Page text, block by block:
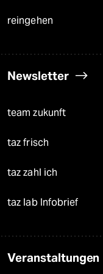
reingehen
Newsletter
team zukunft
taz frisch
taz zahl ich
taz lab Infobrief
Veranstaltungen